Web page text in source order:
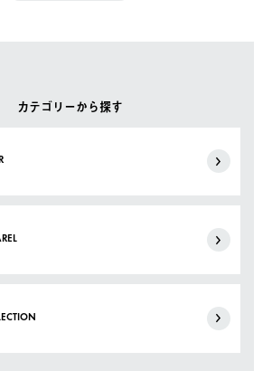
カテゴリーから探す